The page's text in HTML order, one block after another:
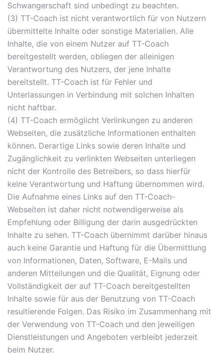
Schwangerschaft sind unbedingt zu beachten.
(3) TT-Coach ist nicht verantwortlich für von Nutzern
übermittelte Inhalte oder sonstige Materialien. Alle
Inhalte, die von einem Nutzer auf TT-Coach
bereitgestellt werden, obliegen der alleinigen
Verantwortung des Nutzers, der jene Inhalte
bereitstellt. TT-Coach ist für Fehler und
Unterlassungen in Verbindung mit solchen Inhalten
nicht haftbar.
(4) TT-Coach ermöglicht Verlinkungen zu anderen
Webseiten, die zusätzliche Informationen enthalten
können. Derartige Links sowie deren Inhalte und
Zugänglichkeit zu verlinkten Webseiten unterliegen
nicht der Kontrolle des Betreibers, so dass hierfür
keine Verantwortung und Haftung übernommen wird.
Die Aufnahme eines Links auf den TT-Coach-
Webseiten ist daher nicht notwendigerweise als
Empfehlung oder Billigung der darin ausgedrückten
Inhalte zu sehen. TT-Coach übernimmt darüber hinaus
auch keine Garantie und Haftung für die Übermittlung
von Informationen, Daten, Software, E-Mails und
anderen Mitteilungen und die Qualität, Eignung oder
Vollständigkeit der auf TT-Coach bereitgestellten
Inhalte sowie für aus der Benutzung von TT-Coach
resultierende Folgen. Das Risiko im Zusammenhang mit
der Verwendung von TT-Coach und den jeweiligen
Dienstleistungen und Angeboten verbleibt jederzeit
beim Nutzer.